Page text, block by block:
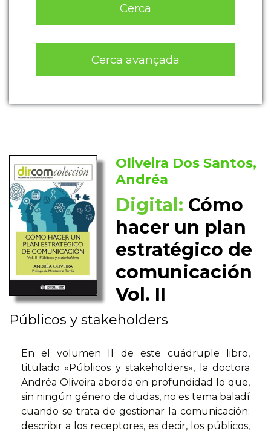
Cerca
Cerca avançada
Oliveira Dos Santos,
Andréa
Digital: Cómo
hacer un plan
estratégico de
comunicación
Vol. II
Públicos y stakeholders
En el volumen II de este cuádruple libro,
titulado «Públicos y stakeholders», la doctora
Andréa Oliveira aborda en profundidad lo que,
sin ningún género de dudas, no es tema baladí
cuando se trata de gestionar la comunicación:
describir a los receptores, es decir, los públicos,